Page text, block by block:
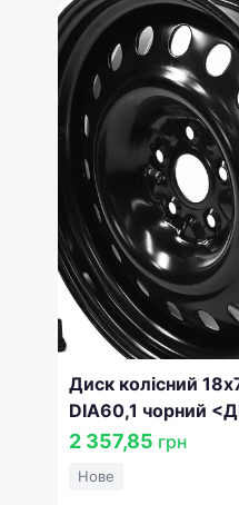
Диск колісний
DIA60,1 чорний
2 357,85 грн
Нове